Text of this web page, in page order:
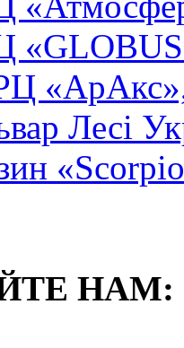
Лесі
НАМ: